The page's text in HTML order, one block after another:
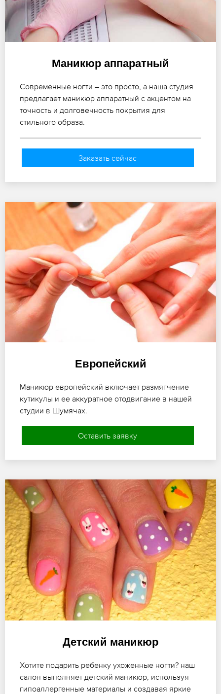
Маникюр аппаратный
Современные ногти – это просто, а наша студия
предлагает маникюр аппаратный с акцентом на
точность и долговечность покрытия для
стильного образа.
Заказать сейчас
Европейский
Маникюр европейский включает размягчение
кутикулы и ее аккуратное отодвигание в нашей
студии в Шумячах.
Оставить заявку
Детский маникюр
Хотите подарить ребенку ухоженные ногти? наш
салон выполняет детский маникюр, используя
гипоаллергенные материалы и создавая яркие